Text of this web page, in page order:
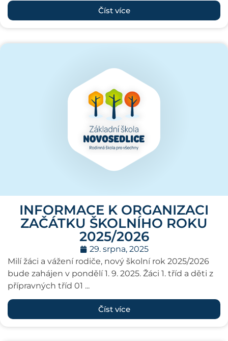
Číst více
INFORMACE K ORGANIZACI
ZAČÁTKU ŠKOLNÍHO ROKU
2025/2026
29. srpna, 2025
Milí žáci a vážení rodiče, nový školní rok 2025/2026
bude zahájen v pondělí 1. 9. 2025. Žáci 1. tříd a děti z
přípravných tříd 01 ...
Číst více